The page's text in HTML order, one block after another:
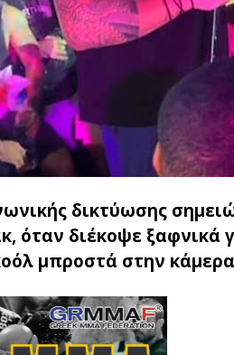
δικτύωσης
όταν διέκοψε ξαφνικά
μπροστά στην